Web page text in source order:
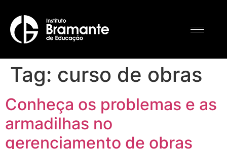
Tag: curso de obras
Conheça os problemas e as
armadilhas no
gerenciamento de obras